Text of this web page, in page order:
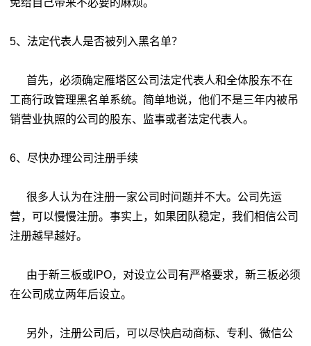
免给自己带来不必要的麻烦。
5、法定代表人是否被列入黑名单？
首先，必须确定雁塔区公司法定代表人和全体股东不在
工商行政管理黑名单系统。简单地说，他们不是三年内被吊
销营业执照的公司的股东、监事或者法定代表人。
6、尽快办理公司注册手续
很多人认为在注册一家公司时问题并不大。公司先运
营，可以慢慢注册。事实上，如果团队稳定，我们相信公司
注册越早越好。
由于新三板或IPO，对设立公司有严格要求，新三板必须
在公司成立两年后设立。
另外，注册公司后，可以尽快启动商标、专利、微信公